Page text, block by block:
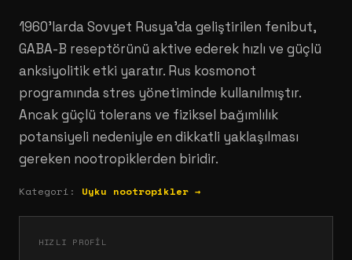
1960'larda Sovyet Rusya'da geliştirilen fenibut,
GABA-B reseptörünü aktive ederek hızlı ve güçlü
anksiyolitik etki yaratır. Rus kosmonot
programında stres yönetiminde kullanılmıştır.
Ancak güçlü tolerans ve fiziksel bağımlılık
potansiyeli nedeniyle en dikkatli yaklaşılması
gereken nootropiklerden biridir.
Kategori: Uyku nootropikler →
HIZLI PROFIL